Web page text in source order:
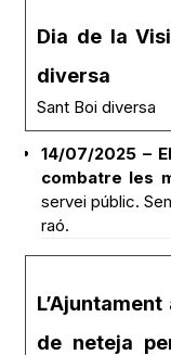
Dia de la
diversa
Sant Boi diversa
14/07/2025 –
combatre les
servei públic.
raó.
de neteja